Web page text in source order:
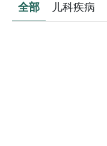
全部 儿科疾病